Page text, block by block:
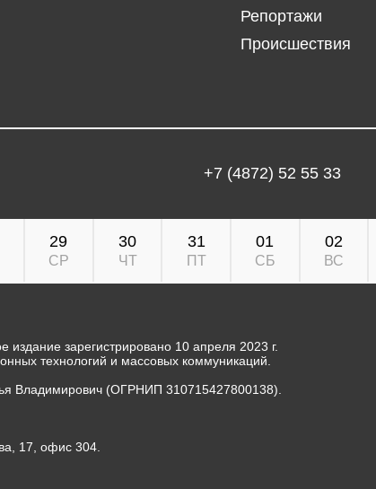
Репортажи
Происшествия
+7 (4872) 52 55 33
29
СР
30
ЧТ
31
ПТ
01
СБ
02
ВС
зарегистрировано 10 апреля 2023 г.
технологий и массовых коммуникаций.
Владимирович (ОГРНИП 310715427800138).
17, офис 304.